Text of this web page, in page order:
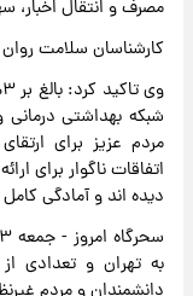
مصرف و انتقال
کارشناسان سلامت
شبکه بهداشتی
مردم عزیز برای
اتفاقات ناگوار برای
دیده اند و آمادگی کامل
به تهران و تعدادی